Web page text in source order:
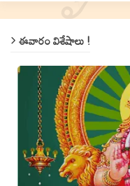
ఈవారం విశేషాలు !